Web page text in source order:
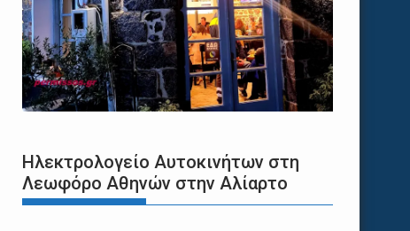
Ηλεκτρολογείο Αυτοκινήτων στη
Λεωφόρο Αθηνών στην Αλίαρτο